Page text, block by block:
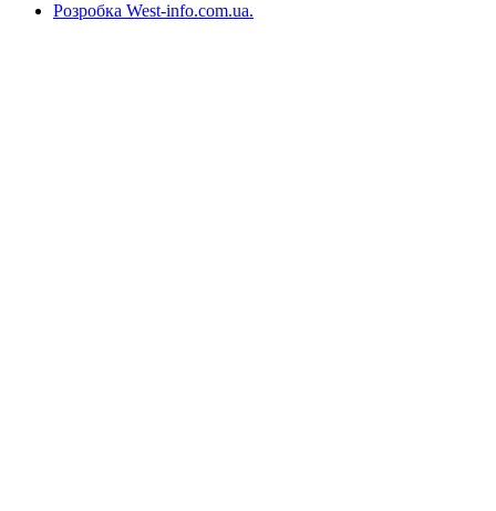
Розробка West-info.com.ua.